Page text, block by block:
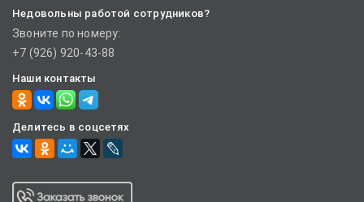
Недовольны работой сотрудников?
Звоните по номеру:
+7 (926) 920-43-88
Наши контакты
Делитесь в соцсетях